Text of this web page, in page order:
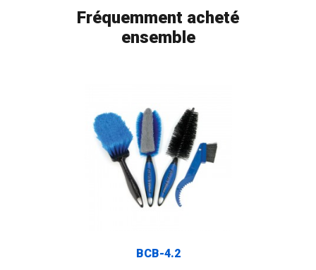
Fréquemment acheté
ensemble
BCB-4.2